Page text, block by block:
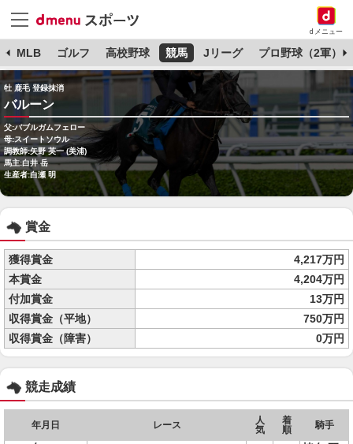
dメニュー
MLB ゴルフ 高校野球 競馬 Jリーグ プロ野球（2軍）
牡 鹿毛 登録抹消
バルーン
父:バブルガムフェロー
母:スイートソウル
調教師:矢野 英一 (美浦)
馬主:白井 岳
生産者:白瀬 明
賞金
獲得賞金
4,217万円
本賞金
4,204万円
付加賞金
13万円
収得賞金（平地）
750万円
収得賞金（障害）
0万円
競走成績
年月日 レース
人
気
着
順
騎手